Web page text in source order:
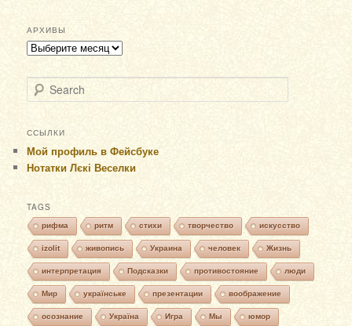
АРХИВЫ
Архивы
Search
ССЫЛКИ
Мой профиль в Фейсбуке
Нотатки Лєкі Веселки
TAGS
рифма ритм стихи творчество искусство
izolit живопись Украина человек Жизнь
интерпретация Подсказки противостояние люди
Мир українське презентации воображение
осознание Україна Игра Мы юмор